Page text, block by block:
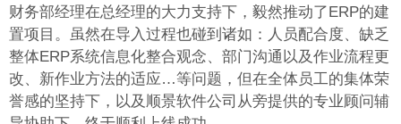
财务部经理在总经理的大力支持下，毅然推动了ERP的建
置项目。虽然在导入过程也碰到诸如：人员配合度、缺乏
整体ERP系统信息化整合观念、部门沟通以及作业流程更
改、新作业方法的适应…等问题，但在全体员工的集体荣
誉感的坚持下，以及顺景软件公司从旁提供的专业顾问辅